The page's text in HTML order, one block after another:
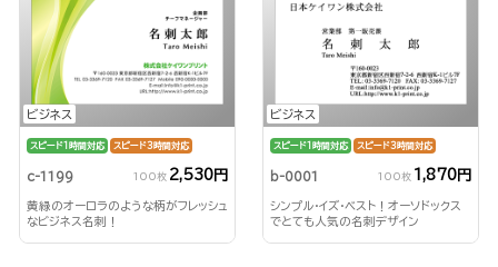
ビジネス
スピード1時間対応 スピード3時間対応
c-1199 100枚 2,530円
黄緑のオーロラのような柄がフレッシュ
なビジネス名刺！
ビジネス
スピード1時間対応 スピード3時間対応
b-0001 100枚 1,870円
シンプル・イズ・ベスト！オーソドックス
でとても人気の名刺デザイン